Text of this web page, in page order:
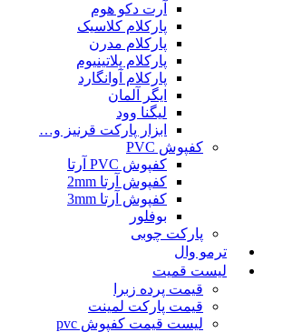
آرت دکو هوم
پارکلام کلاسیک
پارکلام مدرن
پارکلام پلاتینیوم
پارکلام آوانگارد
ایگر آلمان
لیگنا وود
ابزار پارکت قرنیز و…
کفپوش PVC
کفپوش PVC آرتا
کفپوش آرتا 2mm
کفپوش آرتا 3mm
بوفلور
پارکت چوبی
ترمو وال
لیست قمیت
قیمت پرده زبرا
قیمت پارکت لمینت
لیست قیمت کفپوش pvc